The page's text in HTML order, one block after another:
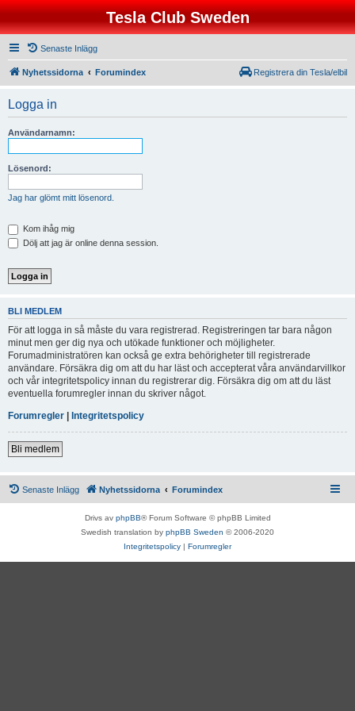
Tesla Club Sweden
Senaste Inlägg
Nyhetssidorna Forumindex Registrera din Tesla/elbil
Logga in
Användarnamn:
Lösenord:
Jag har glömt mitt lösenord.
Kom ihåg mig
Dölj att jag är online denna session.
BLI MEDLEM
För att logga in så måste du vara registrerad. Registreringen tar bara någon
minut men ger dig nya och utökade funktioner och möjligheter.
Forumadministratören kan också ge extra behörigheter till registrerade
användare. Försäkra dig om att du har läst och accepterat våra användarvillkor
och vår integritetspolicy innan du registrerar dig. Försäkra dig om att du läst
eventuella forumregler innan du skriver något.
Forumregler | Integritetspolicy
Bli medlem
Senaste Inlägg Nyhetssidorna Forumindex
Drivs av phpBB® Forum Software © phpBB Limited
Swedish translation by phpBB Sweden © 2006-2020
Integritetspolicy | Forumregler